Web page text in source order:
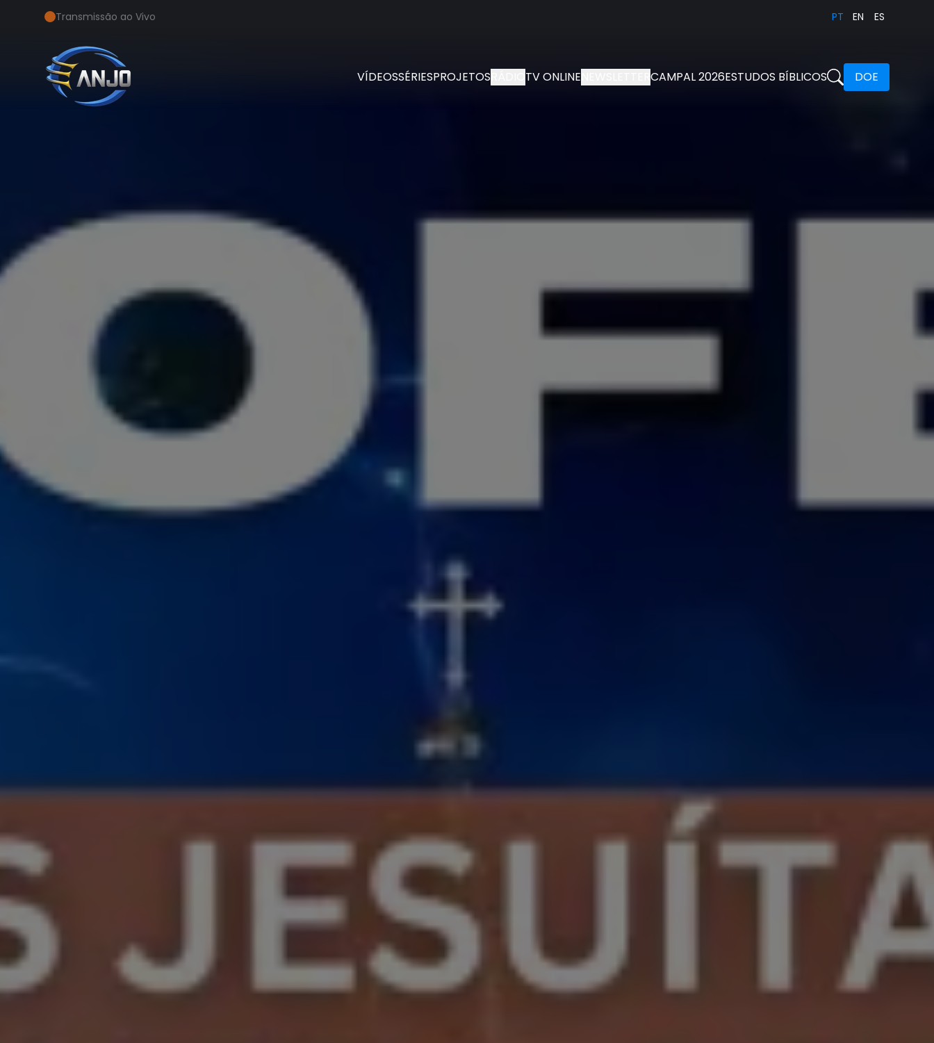
Transmissão ao Vivo PT EN ES
VÍDEOSSÉRIESPROJETOS TV ONLINE CAMPAL 2026ESTUDOS BÍBLICOS DOE